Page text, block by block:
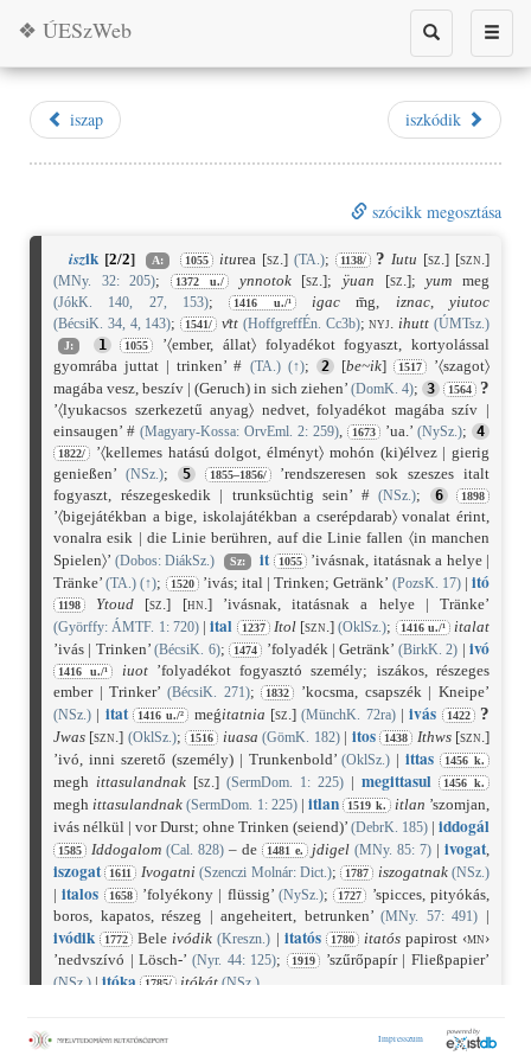
Toggle
Toggle
search
❖ ÚESzWeb
iszap iszkódik
szócikk megosztása
iszik [2/2] A: 1055 iturea[sz.] (TA.); 1138/ ? Iutu [sz.] [szn.]
(MNy. 32: 205); 1372 u./ ynnotok[sz.]; ÿuan [sz.];yum meg
(JókK. 140, 27, 153); 1416 u./¹ igac m̄g, iznac,yiutoc
(BécsiK. 34, 4, 143); 1541/ vͤtt (HoffgreffÉn. Cc3b);nyj. ihutt (ÚMTsz.)
J: 1 1055
’〈ember, állat〉 folyadékot fogyaszt, kortyolással
gyomrába juttat | trinken’ # (TA.) (↑); 2 [be~ik] 1517 ’〈szagot〉
magába vesz, beszív | (Geruch) in sich ziehen’ (DomK. 4); 3 1564 ?
’〈lyukacsos szerkezetű anyag〉 nedvet, folyadékot magába szív |
einsaugen’ # (Magyary-Kossa: OrvEml. 2: 259), 1673 ’ua.’ (NySz.); 4
1822/
’〈kellemes hatású dolgot, élményt〉 mohón (ki)élvez | gierig
genießen’ (NSz.); 5 1855–1856/ ’rendszeresen sok szeszes italt
fogyaszt, részegeskedik | trunksüchtig sein’ # (NSz.); 6 1898
’〈bigejátékban a bige, iskolajátékban a cserépdarab〉 vonalat érint,
vonalra esik | die Linie berühren, auf die Linie fallen 〈in manchen
Spielen〉’ (Dobos: DiákSz.) Sz: it 1055 ’ivásnak, itatásnak a helye |
Tränke’(TA.) (↑); 1520 ’ivás; ital | Trinken; Getränk’ (PozsK. 17)|itó
1198 Ytoud [sz.] [hn.]’ivásnak, itatásnak a helye | Tränke’
(Györffy: ÁMTF. 1: 720)|ital 1237 Itol[szn.] (OklSz.); 1416 u./¹
italat
’ivás | Trinken’(BécsiK. 6); 1474 ’folyadék | Getränk’ (BirkK. 2) |ivó
1416 u./¹ iuot’folyadékot fogyasztó személy; iszákos, részeges
ember | Trinker’ (BécsiK. 271); 1832 ’kocsma, csapszék | Kneipe’
(NSz.) | itat 1416 u./² meǵitatnia [sz.] (MünchK. 72ra)|ivás 1422 ?
Jwas [szn.] (OklSz.); 1516 iuasa (GömK. 182)| itos 1438 Ithws[szn.]
’ivó, inni szerető (személy) | Trunkenbold’(OklSz.) |ittas 1456 k.
megh ittasulandnak [sz.] (SermDom. 1: 225) | megittasul 1456 k.
meghittasulandnak (SermDom. 1: 225)|itlan 1519 k. itlan ’szomjan,
ivás nélkül | vor Durst; ohne Trinken (seiend)’ (DebrK. 185) | iddogál
1585 Iddogalom (Cal. 828)– de 1481 e. jdigel (MNy. 85: 7) |ivogat,
iszogat 1611 Ivogatni (Szenczi Molnár: Dict.); 1787 iszogatnak (NSz.)
|italos 1658 ’folyékony | flüssig’(NySz.); 1727
’spicces, pityókás,
boros, kapatos, részeg | angeheitert, betrunken’(MNy. 57: 491) |
ivódik 1772 Beleivódik (Kreszn.) | itatós 1780 itatóspapirost ‹mn›
’nedvszívó | Lösch-’ (Nyr. 44: 125); 1919 ’szűrőpapír | Fließpapier’
(NSz.) | itóka 1785/ itókát (NSz.)
Örökség a finnugor korból. | , (Szo.)aj- ?osztj.